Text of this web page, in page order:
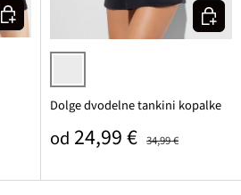
Izberi varianto
črna/bela
Dolge dvodelne tankini kopalke
Prodajna cena
od 24,99 € 34,99 €
Izberi